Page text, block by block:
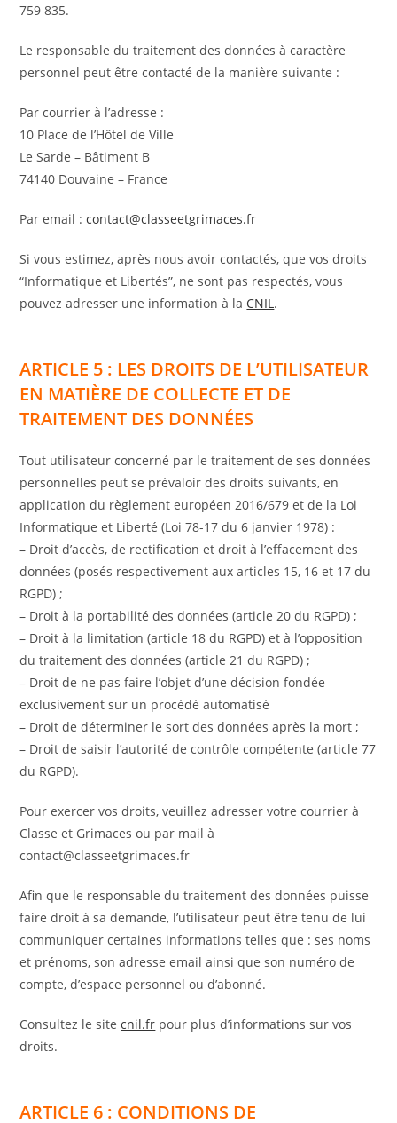
759 835.
Le responsable du traitement des données à caractère
personnel peut être contacté de la manière suivante :
Par courrier à l’adresse :
10 Place de l’Hôtel de Ville
Le Sarde – Bâtiment B
74140 Douvaine – France
Par email :contact@classeetgrimaces.fr
Si vous estimez, après nous avoir contactés, que vos droits
“Informatique et Libertés”, ne sont pas respectés, vous
pouvez adresser une information à la CNIL.
ARTICLE 5 : LES DROITS DE L’UTILISATEUR
EN MATIÈRE DE COLLECTE ET DE
TRAITEMENT DES DONNÉES
Tout utilisateur concerné par le traitement de ses données
personnelles peut se prévaloir des droits suivants, en
application du règlement européen 2016/679 et de la Loi
Informatique et Liberté (Loi 78-17 du 6 janvier 1978) :
– Droit d’accès, de rectification et droit à l’effacement des
données (posés respectivement aux articles 15, 16 et 17 du
RGPD) ;
– Droit à la portabilité des données (article 20 du RGPD) ;
– Droit à la limitation (article 18 du RGPD) et à l’opposition
du traitement des données (article 21 du RGPD) ;
– Droit de ne pas faire l’objet d’une décision fondée
exclusivement sur un procédé automatisé
– Droit de déterminer le sort des données après la mort ;
– Droit de saisir l’autorité de contrôle compétente (article 77
du RGPD).
Pour exercer vos droits, veuillez adresser votre courrier à
Classe et Grimaces ou par mail à
contact@classeetgrimaces.fr
Afin que le responsable du traitement des données puisse
faire droit à sa demande, l’utilisateur peut être tenu de lui
communiquer certaines informations telles que : ses noms
et prénoms, son adresse email ainsi que son numéro de
compte, d’espace personnel ou d’abonné.
Consultez le sitecnil.fr pour plus d’informations sur vos
droits.
ARTICLE 6 : CONDITIONS DE